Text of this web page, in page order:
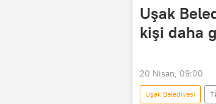
Uşak
kişi daha
20 Nisan, 09:00
Uşak Belediyesi